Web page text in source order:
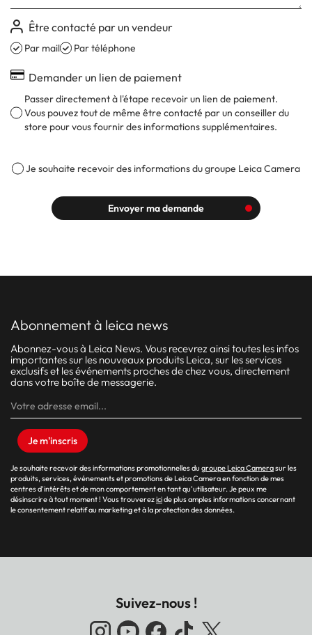
Être contacté par un vendeur
Par mail Par téléphone
Demander un lien de paiement
Passer directement à l'étape recevoir un lien de paiement.
Vous pouvez tout de même être contacté par un conseiller du
store pour vous fournir des informations supplémentaires.
Je souhaite recevoir des informations du groupe Leica Camera
Envoyer ma demande
abonnement à leica news
Abonnez-vous à Leica News. Vous recevrez ainsi toutes les infos
importantes sur les nouveaux produits Leica, sur les services
exclusifs et les événements proches de chez vous, directement
dans votre boîte de messagerie.
Je m'inscris
Je souhaite recevoir des informations promotionnelles du groupe Leica Camerasur les
produits, services, événements et promotions de Leica Camera en fonction de mes
centres d’intérêts et de mon comportement en tant qu’utilisateur. Je peux me
désinscrire à tout moment ! Vous trouverezicide plus amples informations concernant
le consentement relatif au marketing et à la protection des données.
Suivez-nous !